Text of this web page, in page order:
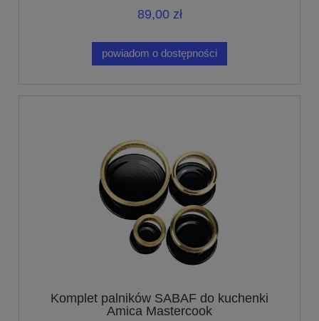
89,00 zł
powiadom o dostępności
Komplet palników SABAF do kuchenki
Amica Mastercook